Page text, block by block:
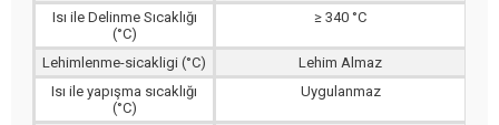
Isı ile Delinme Sıcaklığı
(°C)
≥ 340 °C
Lehimlenme-sicakligi (°C)
Lehim Almaz
Isı ile yapışma sıcaklığı
(°C)
Uygulanmaz